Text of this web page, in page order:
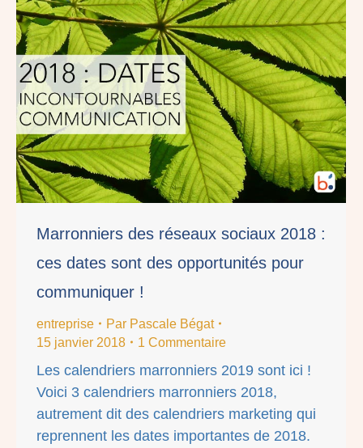
Marronniers des réseaux sociaux 2018 :
ces dates sont des opportunités pour
communiquer !
entreprise Par Pascale Bégat
15 janvier 2018
1 Commentaire
Les calendriers marronniers 2019 sont ici !
Voici 3 calendriers marronniers 2018,
autrement dit des calendriers marketing qui
reprennent les dates importantes de 2018.